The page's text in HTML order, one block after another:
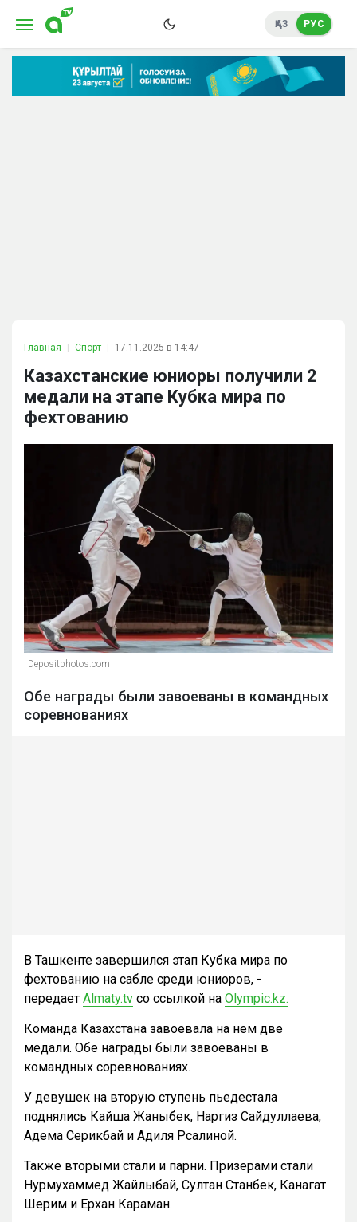
ҚАЗ РУС
Главная Спорт 17.11.2025 в 14:47
Казахстанские юниоры получили 2
медали на этапе Кубка мира по
фехтованию
Depositphotos.com
Обе награды были завоеваны в командных
соревнованиях
В Ташкенте завершился этап Кубка мира по
фехтованию на сабле среди юниоров, -
передает Almaty.tv со ссылкой на Оlympic.kz.
Команда Казахстана завоевала на нем две
медали. Обе награды были завоеваны в
командных соревнованиях.
У девушек на вторую ступень пьедестала
поднялись Кайша Жаныбек, Наргиз Сайдуллаева,
Адема Серикбай и Адиля Рсалиной.
Также вторыми стали и парни. Призерами стали
Нурмухаммед Жайлыбай, Султан Станбек, Канагат
Шерим и Ерхан Караман.